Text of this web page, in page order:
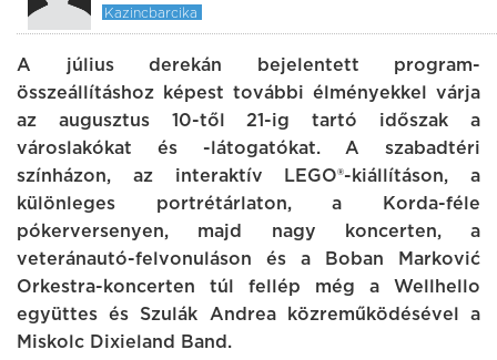
Kazincbarcika
A július derekán bejelentett program-
összeállításhoz képest további élményekkel várja
az augusztus 10-től 21-ig tartó időszak a
városlakókat és -látogatókat. A szabadtéri
színházon, az interaktív LEGO®-kiállításon, a
különleges portrétárlaton, a Korda-féle
pókerversenyen, majd nagy koncerten, a
veteránautó-felvonuláson és a Boban Marković
Orkestra-koncerten túl fellép még a Wellhello
együttes és Szulák Andrea közreműködésével a
Miskolc Dixieland Band.